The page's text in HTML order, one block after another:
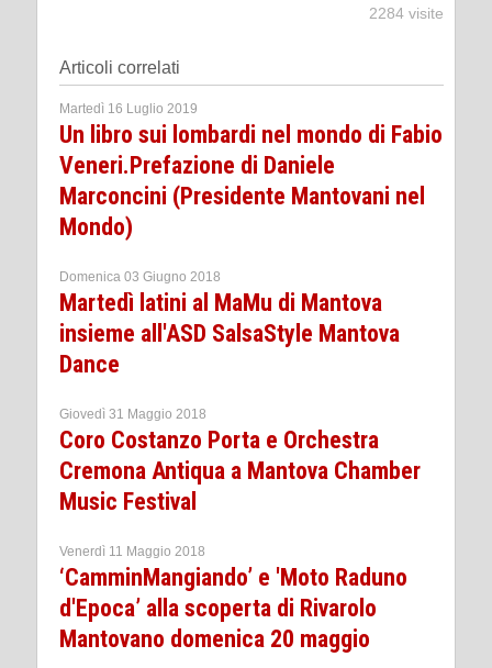
2284 visite
Articoli correlati
Martedì 16 Luglio 2019
Un libro sui lombardi nel mondo di Fabio
Veneri.Prefazione di Daniele
Marconcini (Presidente Mantovani nel
Mondo)
Domenica 03 Giugno 2018
Martedì latini al MaMu di Mantova
insieme all'ASD SalsaStyle Mantova
Dance
Giovedì 31 Maggio 2018
Coro Costanzo Porta e Orchestra
Cremona Antiqua a Mantova Chamber
Music Festival
Venerdì 11 Maggio 2018
‘CamminMangiando’ e 'Moto Raduno
d'Epoca’ alla scoperta di Rivarolo
Mantovano domenica 20 maggio